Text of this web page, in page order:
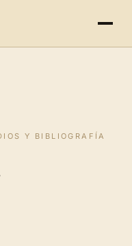
Y BIBLIOGRAFÍA